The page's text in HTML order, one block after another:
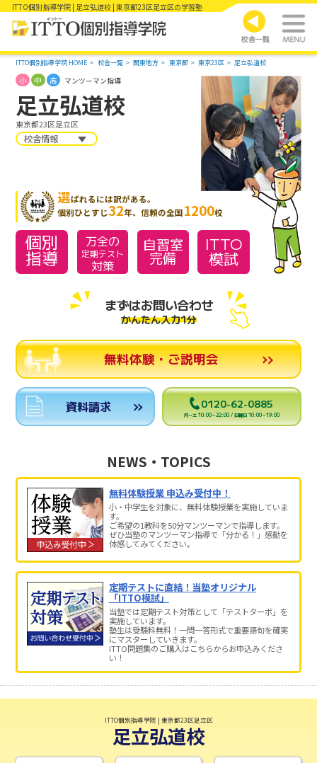
ITTO個別指導学院 | 足立弘道校 | 東京都23区足立区の学習塾
ITTO個別指導学院 HOME 校舎一覧 関東地方 東京都 東京23区 足立弘道校
足立弘道校
東京都23区足立区
小 中 高 マンツーマン指導
校舎情報
選ばれるには訳がある。
個別ひとすじ32年、信頼の全国1200校
個別
指導
万全の
定期テスト
対策
自習室
完備
ITTO
模試
まずはお問い合わせ
かんたん入力1分
無料体験・ご説明会
資料請求 0120-62-0885
月～土 10:00～22:00 / 日曜日 10:00～19:00
NEWS・TOPICS
無料体験授業 申込み受付中！
小・中学生を対象に、無料体験授業を実施していま
す。
ご希望の1教科を50分マンツーマンで指導します。
ぜひ当塾のマンツーマン指導で「分かる！」感動を
体感してみてください。
定期テストに直結！当塾オリジナル
「ITTO模試」
当塾では定期テスト対策として「テストターボ」を
実施しています。
塾生は受験料無料！一問一答形式で重要語句を確実
にマスターしていきます。
ITTO問題集のご購入はこちらからお申込みくださ
い！
ITTO個別指導学院 | 東京都23区足立区
足立弘道校